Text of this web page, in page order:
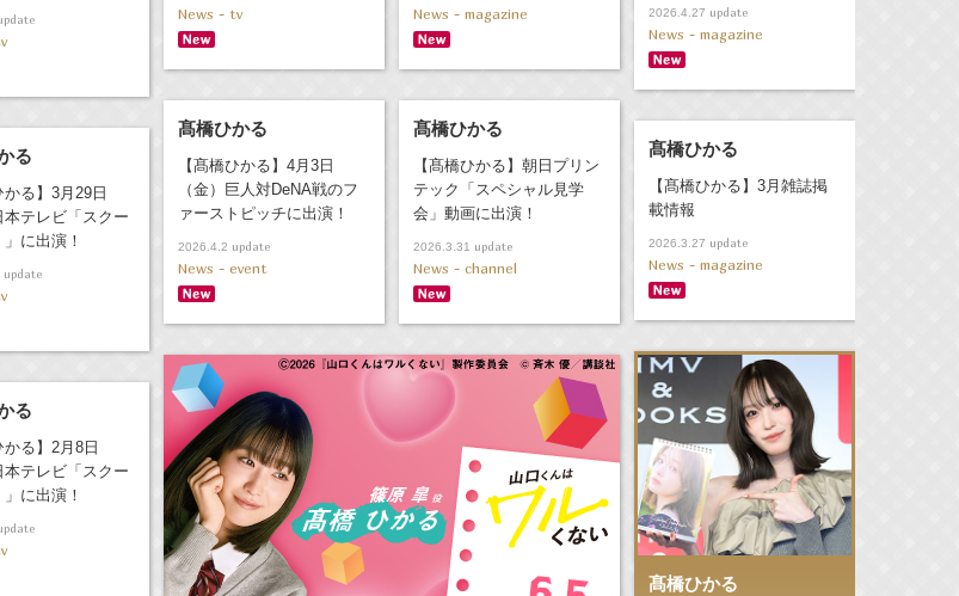
News - tv News - magazine 2026.4.27 update
News - magazine
髙橋ひかる
【髙橋ひかる】4月3日
（金）巨人対DeNA戦のフ
ァーストピッチに出演！
2026.4.2 update
News - event
髙橋ひかる
【髙橋ひかる】朝日プリン
テック「スペシャル見学
会」動画に出演！
2026.3.31 update
News - channel
髙橋ひかる
【髙橋ひかる】3月雑誌掲
載情報
2026.3.27 update
News - magazine
る
かる】3月29日
本テレビ「スクー
に出演！
update
髙橋ひかる
る
かる】2月8日
本テレビ「スクー
に出演！